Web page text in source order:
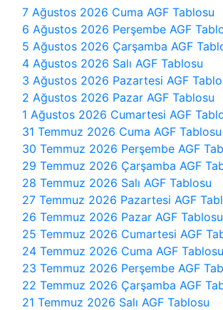
7 Ağustos 2026 Cuma AGF Tablosu
6 Ağustos 2026 Perşembe AGF
5 Ağustos 2026 Çarşamba AGF
4 Ağustos 2026 Salı AGF Tablosu
3 Ağustos 2026 Pazartesi AGF
2 Ağustos 2026 Pazar AGF Tablosu
1 Ağustos 2026 Cumartesi AGF
31 Temmuz 2026 Cuma AGF Tablosu
30 Temmuz 2026 Perşembe AGF
29 Temmuz 2026 Çarşamba AGF
28 Temmuz 2026 Salı AGF Tablosu
27 Temmuz 2026 Pazartesi AGF
26 Temmuz 2026 Pazar AGF Tablosu
25 Temmuz 2026 Cumartesi AGF
24 Temmuz 2026 Cuma AGF Tablosu
23 Temmuz 2026 Perşembe AGF
22 Temmuz 2026 Çarşamba AGF
21 Temmuz 2026 Salı AGF Tablosu